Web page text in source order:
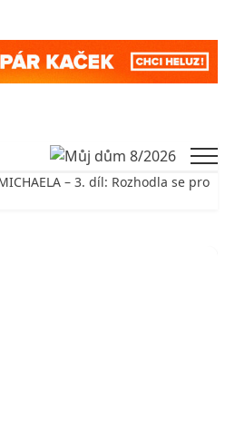
– 3. díl: Rozhodla se pro